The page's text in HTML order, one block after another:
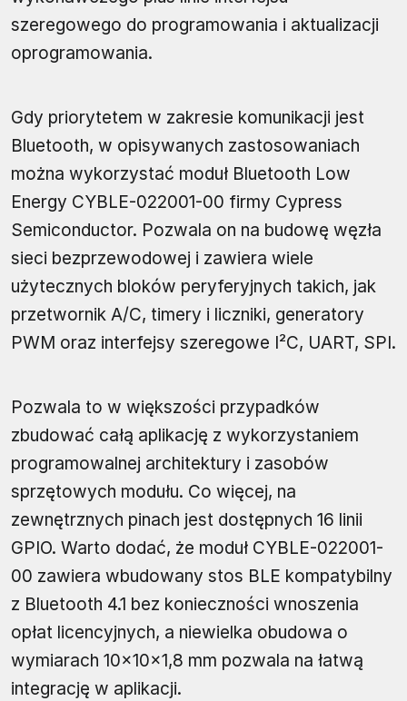
szeregowego do programowania i aktualizacji
oprogramowania.
Gdy priorytetem w zakresie komunikacji jest
Bluetooth, w opisywanych zastosowaniach
można wykorzystać moduł Bluetooth Low
Energy CYBLE-022001-00 firmy Cypress
Semiconductor. Pozwala on na budowę węzła
sieci bezprzewodowej i zawiera wiele
użytecznych bloków peryferyjnych takich, jak
przetwornik A/C, timery i liczniki, generatory
PWM oraz interfejsy szeregowe I²C, UART, SPI.
Pozwala to w większości przypadków
zbudować całą aplikację z wykorzystaniem
programowalnej architektury i zasobów
sprzętowych modułu. Co więcej, na
zewnętrznych pinach jest dostępnych 16 linii
GPIO. Warto dodać, że moduł CYBLE-022001-
00 zawiera wbudowany stos BLE kompatybilny
z Bluetooth 4.1 bez konieczności wnoszenia
opłat licencyjnych, a niewielka obudowa o
wymiarach 10×10×1,8 mm pozwala na łatwą
integrację w aplikacji.